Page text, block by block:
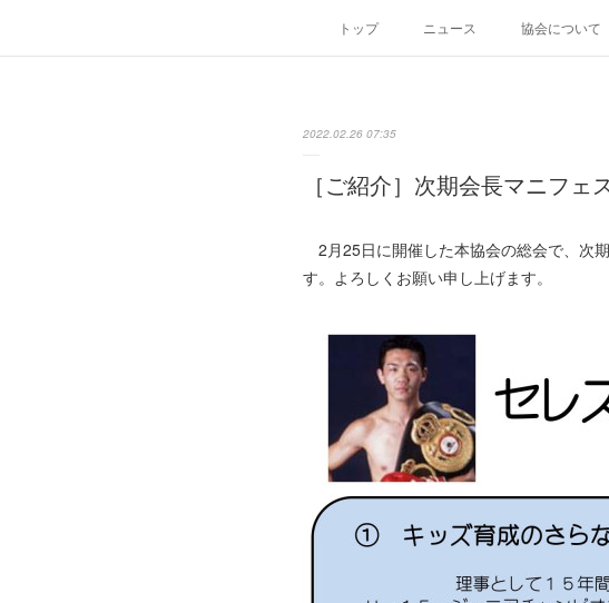
トップ ニュース 協会について
2022.02.26 07:35
［ご紹介］次期会長マニフェ
2月25日に開催した本協会の総会で、次
す。よろしくお願い申し上げます。